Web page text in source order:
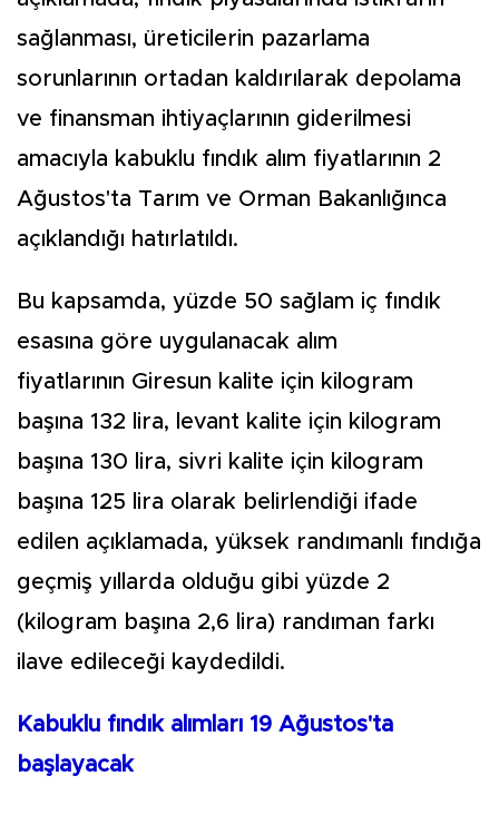
sağlanması, üreticilerin pazarlama
sorunlarının ortadan kaldırılarak depolama
ve finansman ihtiyaçlarının giderilmesi
amacıyla kabuklu fındık alım fiyatlarının 2
Ağustos'ta Tarım ve Orman Bakanlığınca
açıklandığı hatırlatıldı.
Bu kapsamda, yüzde 50 sağlam iç fındık
esasına göre uygulanacak alım
fiyatlarının Giresun kalite için kilogram
başına 132 lira, levant kalite için kilogram
başına 130 lira, sivri kalite için kilogram
başına 125 lira olarak belirlendiği ifade
edilen açıklamada, yüksek randımanlı fındığa
geçmiş yıllarda olduğu gibi yüzde 2
(kilogram başına 2,6 lira) randıman farkı
ilave edileceği kaydedildi.
Kabuklu fındık alımları 19 Ağustos'ta
başlayacak